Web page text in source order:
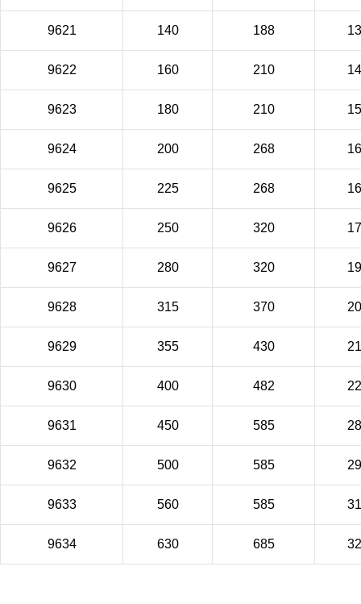
9621 140 188
9622 160 210
9623 180 210
9624 200 268
9625 225 268
9626 250 320
9627 280 320
9628 315 370
9629 355 430
9630 400 482
9631 450 585
9632 500 585
9633 560 585
9634 630 685